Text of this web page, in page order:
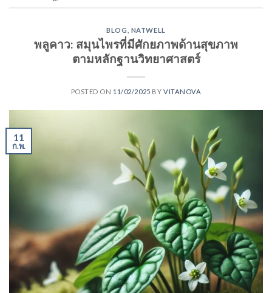
BLOG NATWELL
พลูคาว: สมุนไพรที่มีศักยภาพด้านสุขภาพ
ตามหลักฐานวิทยาศาสตร์
POSTED ON 11/02/2025 BY VITANOVA
11
ก.พ.